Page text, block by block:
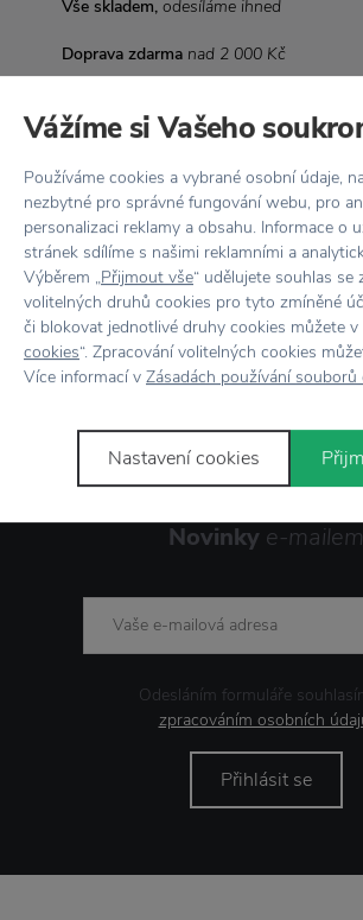
Vše skladem, odesíláme ihned
Doprava zdarma nad 2 000 Kč
Showroomve Zlíně
Stojí zapozornost
Novinky e-mailem
Odesláním formuláře
zpracováním osobních
Přihlásit se
Vážíme si Vašeho
Používáme cookies a vybrané osobní údaje,
nezbytné pro správné fungování webu, pro
personalizaci reklamy a obsahu. Informace o
stránek sdílíme s našimi reklamními a
Výběrem „Přijmout vše“ udělujete souhlas se
volitelných druhů cookies pro tyto zmíněné
či blokovat jednotlivé druhy cookies můžete v
cookies“. Zpracování volitelných cookies
Více informací v Zásadách používání souborů
Nastavení cookies